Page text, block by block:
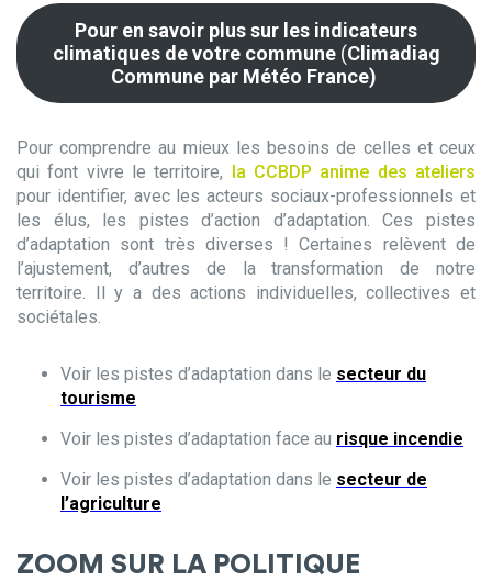
Pour en savoir plus sur les indicateurs
climatiques de votre commune(Climadiag
Commune par Météo France)
Pour comprendre au mieux les besoins de celles et ceux
qui font vivre le territoire, la CCBDP anime des ateliers
pour identifier, avec les acteurs sociaux-professionnels et
les élus, les pistes d’action d’adaptation. Ces pistes
d’adaptation sont très diverses ! Certaines relèvent de
l’ajustement, d’autres de la transformation de notre
territoire. Il y a des actions individuelles, collectives et
sociétales.
Voir les pistes d’adaptation dans le secteur du
tourisme
Voir les pistes d’adaptation face au risque incendie
Voir les pistes d’adaptation dans le secteur de
l’agriculture
ZOOM SUR LA POLITIQUE